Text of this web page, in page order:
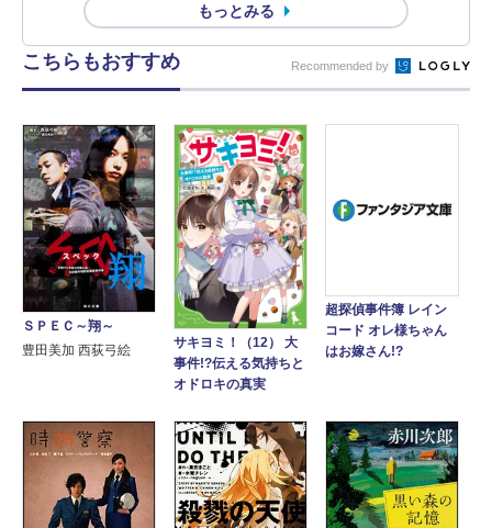
もっとみる
こちらもおすすめ Recommended by
ＳＰＥＣ～翔～
豊田美加 西荻弓絵
サキヨミ！（12） 大
事件!?伝える気持ちと
オドロキの真実
超探偵事件簿 レイン
コード オレ様ちゃん
はお嫁さん!?